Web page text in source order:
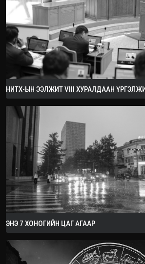
2026.08.08
НИТХ-ЫН ЭЭЛЖИТ VIII ХУРАЛДААН
ЭНЭ 7 ХОНОГИЙН ЦАГ АГААР